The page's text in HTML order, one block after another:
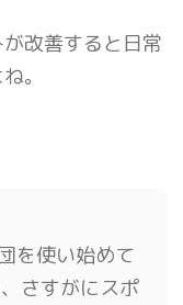
改善すると日常
。
を使い始めて
さすがにスポ